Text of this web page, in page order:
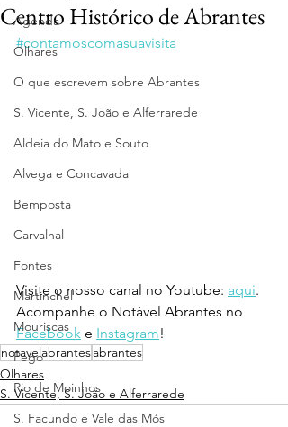
Agenda
Olhares
O que escrevem sobre Abrantes
S. Vicente, S. João e Alferrarede
Aldeia do Mato e Souto
Alvega e Concavada
Bemposta
Carvalhal
Fontes
Martinchel
Mouriscas
Pego
Rio de Moinhos
S. Facundo e Vale das Mós
Centro Histórico de Abrantes
#contamoscomasuavisita
Visite o nosso canal no Youtube: aqui.
Acompanhe o Notável Abrantes no
Facebook e Instagram!
notavelabrantesabrantes
Olhares
S. Vicente, S. João e Alferrarede